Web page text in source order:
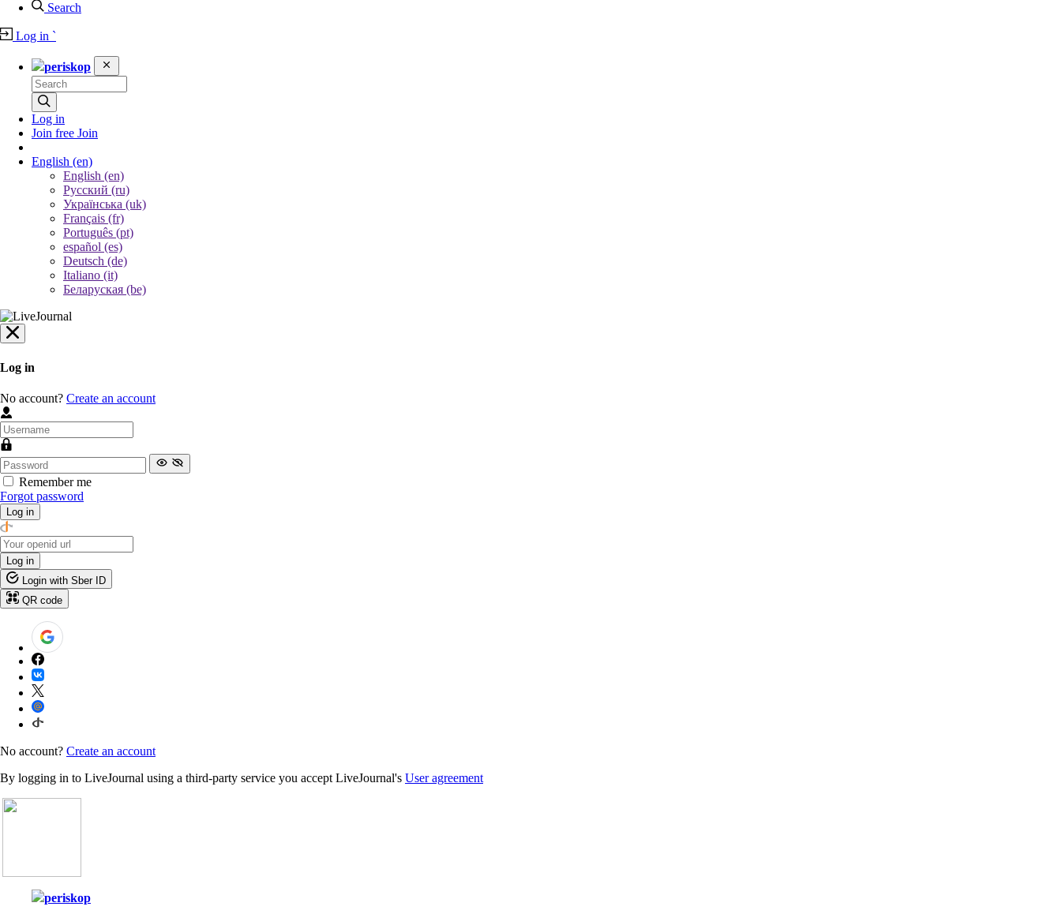
Search
Log in `
periskop
Log in
Join free Join
English (en)
English (en)
Русский (ru)
Українська (uk)
Français (fr)
Português (pt)
español (es)
Deutsch (de)
Italiano (it)
Беларуская (be)
Log in
No account? Create an account
Remember me
Forgot password
Log in
Log in
Login with Sber ID
QR code
No account? Create an account
By logging in to LiveJournal using a third-party service you accept LiveJournal's User agreement
periskop